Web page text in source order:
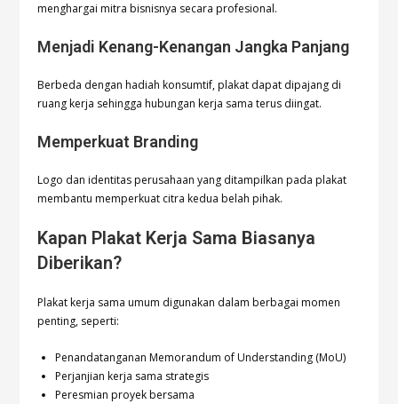
menghargai mitra bisnisnya secara profesional.
Menjadi Kenang-Kenangan Jangka Panjang
Berbeda dengan hadiah konsumtif, plakat dapat dipajang di
ruang kerja sehingga hubungan kerja sama terus diingat.
Memperkuat Branding
Logo dan identitas perusahaan yang ditampilkan pada plakat
membantu memperkuat citra kedua belah pihak.
Kapan Plakat Kerja Sama Biasanya
Diberikan?
Plakat kerja sama umum digunakan dalam berbagai momen
penting, seperti:
Penandatanganan Memorandum of Understanding (MoU)
Perjanjian kerja sama strategis
Peresmian proyek bersama